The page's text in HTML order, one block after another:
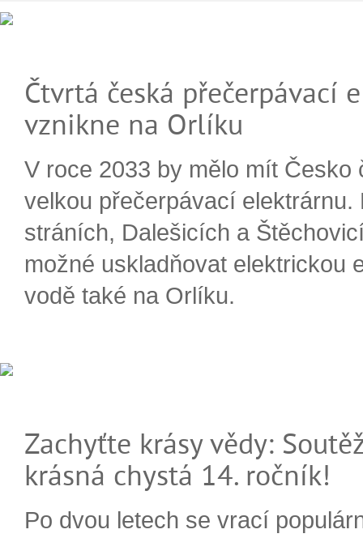
Čtvrtá česká přečerpávací
vznikne na Orlíku
V roce 2033 by mělo mít Česko
velkou přečerpávací elektrárnu.
stráních, Dalešicích a
možné uskladňovat elektrickou
vodě také na Orlíku.
Zachyťte krásy vědy:
krásná chystá 14. ročník!
Po dvou letech se vrací